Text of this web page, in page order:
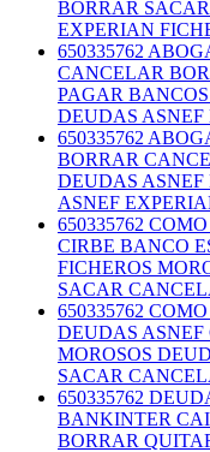
BORRAR
EXPERIAN
650335762
CANCELAR
PAGAR
DEUDAS ASNEF
650335762
BORRAR
DEUDAS ASNEF
ASNEF
650335762
CIRBE BANCO
FICHEROS
SACAR
650335762
DEUDAS ASNEF
MOROSOS
SACAR
650335762
BANKINTER
BORRAR